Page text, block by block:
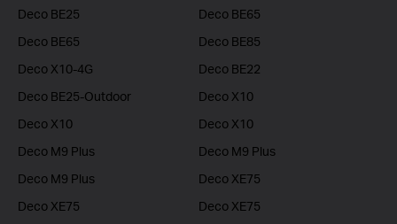
Deco BE25
Deco BE65
Deco BE65
Deco BE85
Deco X10-4G
Deco BE22
Deco BE25-Outdoor
Deco X10
Deco X10
Deco X10
Deco M9 Plus
Deco M9 Plus
Deco M9 Plus
Deco XE75
Deco XE75
Deco XE75